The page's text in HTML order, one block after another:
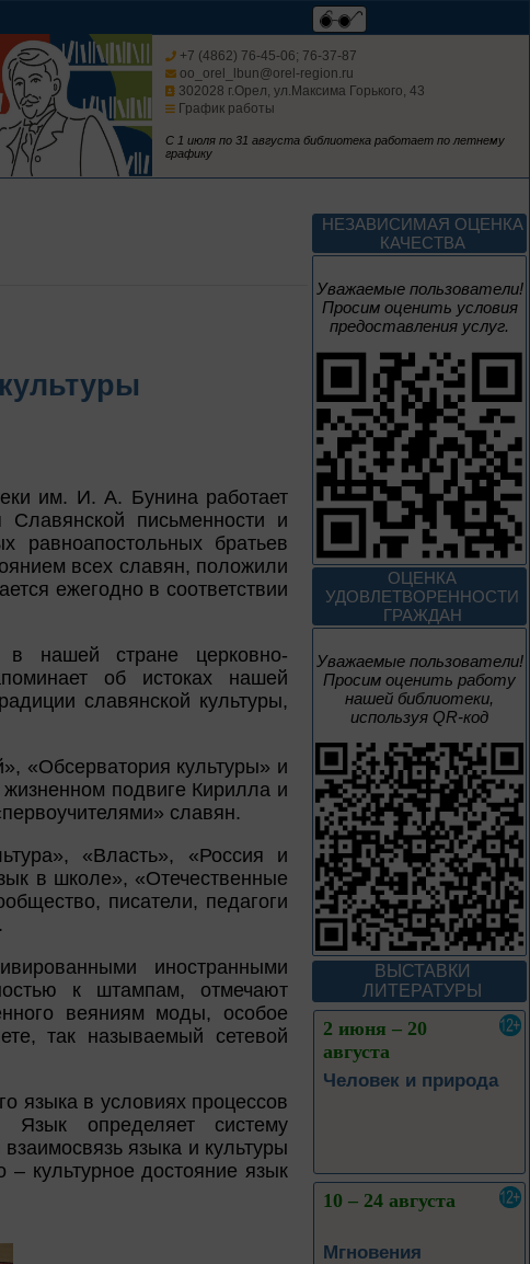
+7 (4862) 76-45-06; 76-37-87
oo_orel_lbun@orel-region.ru
302028 г.Орел, ул.Максима Горького, 43
График работы
С 1 июля по 31 августа библиотека работает по летнему
графику
им. И. А. Бунина работает
письменности и
равноапостольных братьев
всех славян, положили
ежегодно в соответствии
в нашей стране церковно-
об истоках нашей
славянской культуры,
«Обсерватория культуры» и
подвиге Кирилла и
славян.
«Власть», «Россия и
в школе», «Отечественные
писатели, педагоги
иностранными
к штампам, отмечают
веяниям моды, особое
так называемый сетевой
языка в условиях процессов
Язык определяет систему
языка и культуры
– культурное достояние язык
НЕЗАВИСИМАЯ ОЦЕНКА
КАЧЕСТВА
Уважаемые пользователи!
Просим оценить условия
предоставления услуг.
ОЦЕНКА
УДОВЛЕТВОРЕННОСТИ
ГРАЖДАН
Уважаемые пользователи!
Просим оценить работу
нашей библиотеки,
используя QR-код
ВЫСТАВКИ
ЛИТЕРАТУРЫ
Изучаем русский
язык
Россия: приглашение
в путешествие
Цикл выставок литературы
До конца года
Мастера кисти:
галерея талантов
Цикл выставок литературы
До конца года
Творец и муза
Цикл выставок литературы
4 – 14 августа
В борьбе против
вместе
Великая Победа народов
многонациональной страны
3 – 17 августа
Век Аполлинария
К 170-летию со дня рождения
живописца
А. М. Васнецова
2 июня – 20
августа
Человек и природа
10 – 24 августа
Мгновения